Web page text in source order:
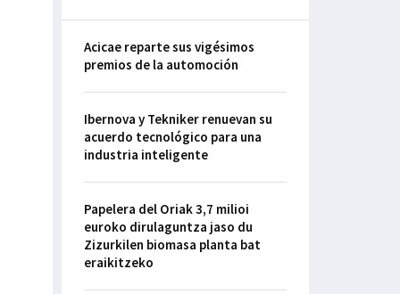
Acicae reparte sus vigésimos
premios de la automoción
Ibernova y Tekniker renuevan su
acuerdo tecnológico para una
industria inteligente
Papelera del Oriak 3,7 milioi
euroko dirulaguntza jaso du
Zizurkilen biomasa planta bat
eraikitzeko